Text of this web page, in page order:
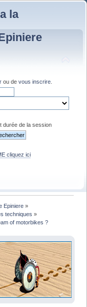
la
ou de vous inscrire
durée de la session
cliquez ici
Epiniere »
techniques »
of motorbikes ?